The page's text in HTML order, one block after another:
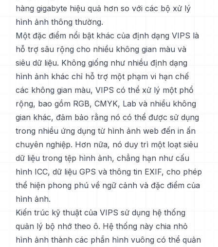
hàng gigabyte hiệu quả hơn so với các bộ xử lý
hình ảnh thông thường.
Một đặc điểm nổi bật khác của định dạng VIPS là
hỗ trợ sâu rộng cho nhiều không gian màu và
siêu dữ liệu. Không giống như nhiều định dạng
hình ảnh khác chỉ hỗ trợ một phạm vi hạn chế
các không gian màu, VIPS có thể xử lý một phổ
rộng, bao gồm RGB, CMYK, Lab và nhiều không
gian khác, đảm bảo rằng nó có thể được sử dụng
trong nhiều ứng dụng từ hình ảnh web đến in ấn
chuyên nghiệp. Hơn nữa, nó duy trì một loạt siêu
dữ liệu trong tệp hình ảnh, chẳng hạn như cấu
hình ICC, dữ liệu GPS và thông tin EXIF, cho phép
thể hiện phong phú về ngữ cảnh và đặc điểm của
hình ảnh.
Kiến trúc kỹ thuật của VIPS sử dụng hệ thống
quản lý bộ nhớ theo ô. Hệ thống này chia nhỏ
hình ảnh thành các phần hình vuông có thể quản